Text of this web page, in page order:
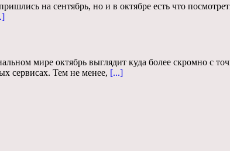
на сентябрь, но и в октябре есть что
мире октябрь выглядит куда более скромно с
сервисах. Тем не менее, [...]